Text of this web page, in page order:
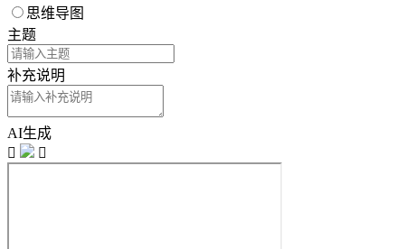
思维导图
主题
补充说明
AI生成

